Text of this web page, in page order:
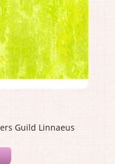
Guild Linnaeus